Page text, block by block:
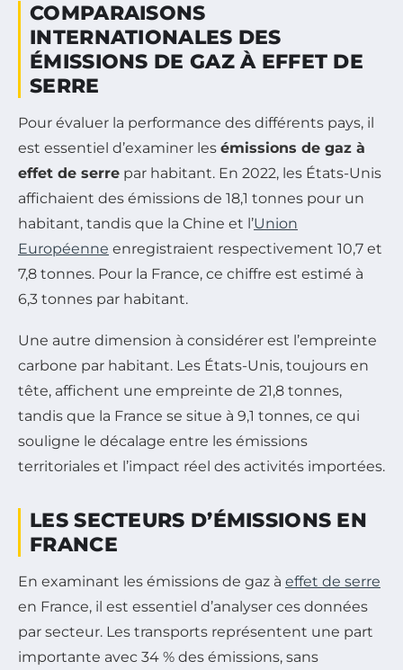
COMPARAISONS
INTERNATIONALES DES
ÉMISSIONS DE GAZ À EFFET DE
SERRE
Pour évaluer la performance des différents pays, il
est essentiel d’examiner les émissions de gaz à
effet de serre par habitant. En 2022, les États-Unis
affichaient des émissions de 18,1 tonnes pour un
habitant, tandis que la Chine et l’Union
Européenne enregistraient respectivement 10,7 et
7,8 tonnes. Pour la France, ce chiffre est estimé à
6,3 tonnes par habitant.
Une autre dimension à considérer est l’empreinte
carbone par habitant. Les États-Unis, toujours en
tête, affichent une empreinte de 21,8 tonnes,
tandis que la France se situe à 9,1 tonnes, ce qui
souligne le décalage entre les émissions
territoriales et l’impact réel des activités importées.
LES SECTEURS D’ÉMISSIONS EN
FRANCE
En examinant les émissions de gaz à effet de serre
en France, il est essentiel d’analyser ces données
par secteur. Les transports représentent une part
importante avec 34 % des émissions, sans